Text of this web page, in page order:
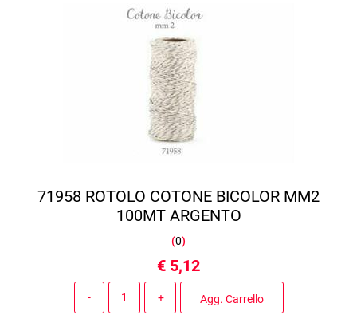
71958 ROTOLO COTONE BICOLOR MM2
100MT ARGENTO
(0)
€ 5,12
Agg. Carrello